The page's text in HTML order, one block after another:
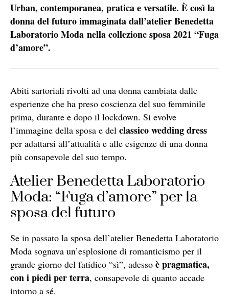
Urban, contemporanea, pratica e versatile. Ècosì la
donna del futuro immaginata dall’atelier Benedetta
Laboratorio Moda nella collezione sposa 2021 “Fuga
d’amore”.
Abiti sartoriali rivolti ad una donna cambiata dalle
esperienze che ha preso coscienza del suo femminile
prima, durante e dopo il lockdown. Si evolve
l’immagine della sposa e del classico wedding dress
per adattarsi all’attualità e alle esigenze di una donna
più consapevole del suo tempo.
Atelier Benedetta Laboratorio
Moda: “Fuga d’amore” per la
sposa del futuro
Se in passato la sposa dell’atelier Benedetta Laboratorio
Moda sognava un’esplosione di romanticismo per il
grande giorno del fatidico “sì”, adesso è pragmatica,
con i piedi per terra, consapevole di quanto accade
intorno a sé.